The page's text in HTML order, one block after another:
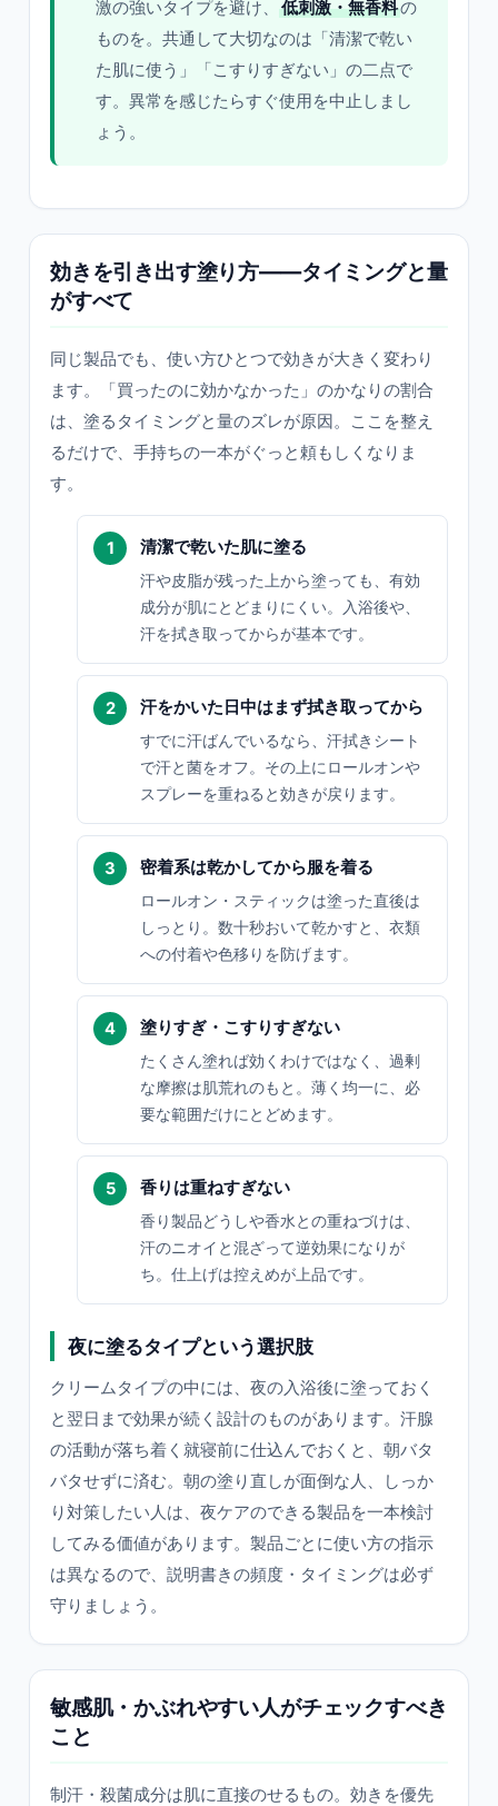
激の強いタイプを避け、 低刺激・無香料の
ものを。共通して大切なのは「清潔で乾い
た肌に使う」「こすりすぎない」の二点で
す。異常を感じたらすぐ使用を中止しまし
ょう。
効きを引き出す塗り方——タイミングと量
がすべて
同じ製品でも、使い方ひとつで効きが大きく変わり
ます。「買ったのに効かなかった」のかなりの割合
は、塗るタイミングと量のズレが原因。ここを整え
るだけで、手持ちの一本がぐっと頼もしくなりま
す。
清潔で乾いた肌に塗る
汗や皮脂が残った上から塗っても、有効
成分が肌にとどまりにくい。入浴後や、
汗を拭き取ってからが基本です。
汗をかいた日中はまず拭き取ってから
すでに汗ばんでいるなら、汗拭きシート
で汗と菌をオフ。その上にロールオンや
スプレーを重ねると効きが戻ります。
密着系は乾かしてから服を着る
ロールオン・スティックは塗った直後は
しっとり。数十秒おいて乾かすと、衣類
への付着や色移りを防げます。
塗りすぎ・こすりすぎない
たくさん塗れば効くわけではなく、過剰
な摩擦は肌荒れのもと。薄く均一に、必
要な範囲だけにとどめます。
香りは重ねすぎない
香り製品どうしや香水との重ねづけは、
汗のニオイと混ざって逆効果になりが
ち。仕上げは控えめが上品です。
夜に塗るタイプという選択肢
クリームタイプの中には、夜の入浴後に塗っておく
と翌日まで効果が続く設計のものがあります。汗腺
の活動が落ち着く就寝前に仕込んでおくと、朝バタ
バタせずに済む。朝の塗り直しが面倒な人、しっか
り対策したい人は、夜ケアのできる製品を一本検討
してみる価値があります。製品ごとに使い方の指示
は異なるので、説明書きの頻度・タイミングは必ず
守りましょう。
敏感肌・かぶれやすい人がチェックすべき
こと
制汗・殺菌成分は肌に直接のせるもの。効きを優先